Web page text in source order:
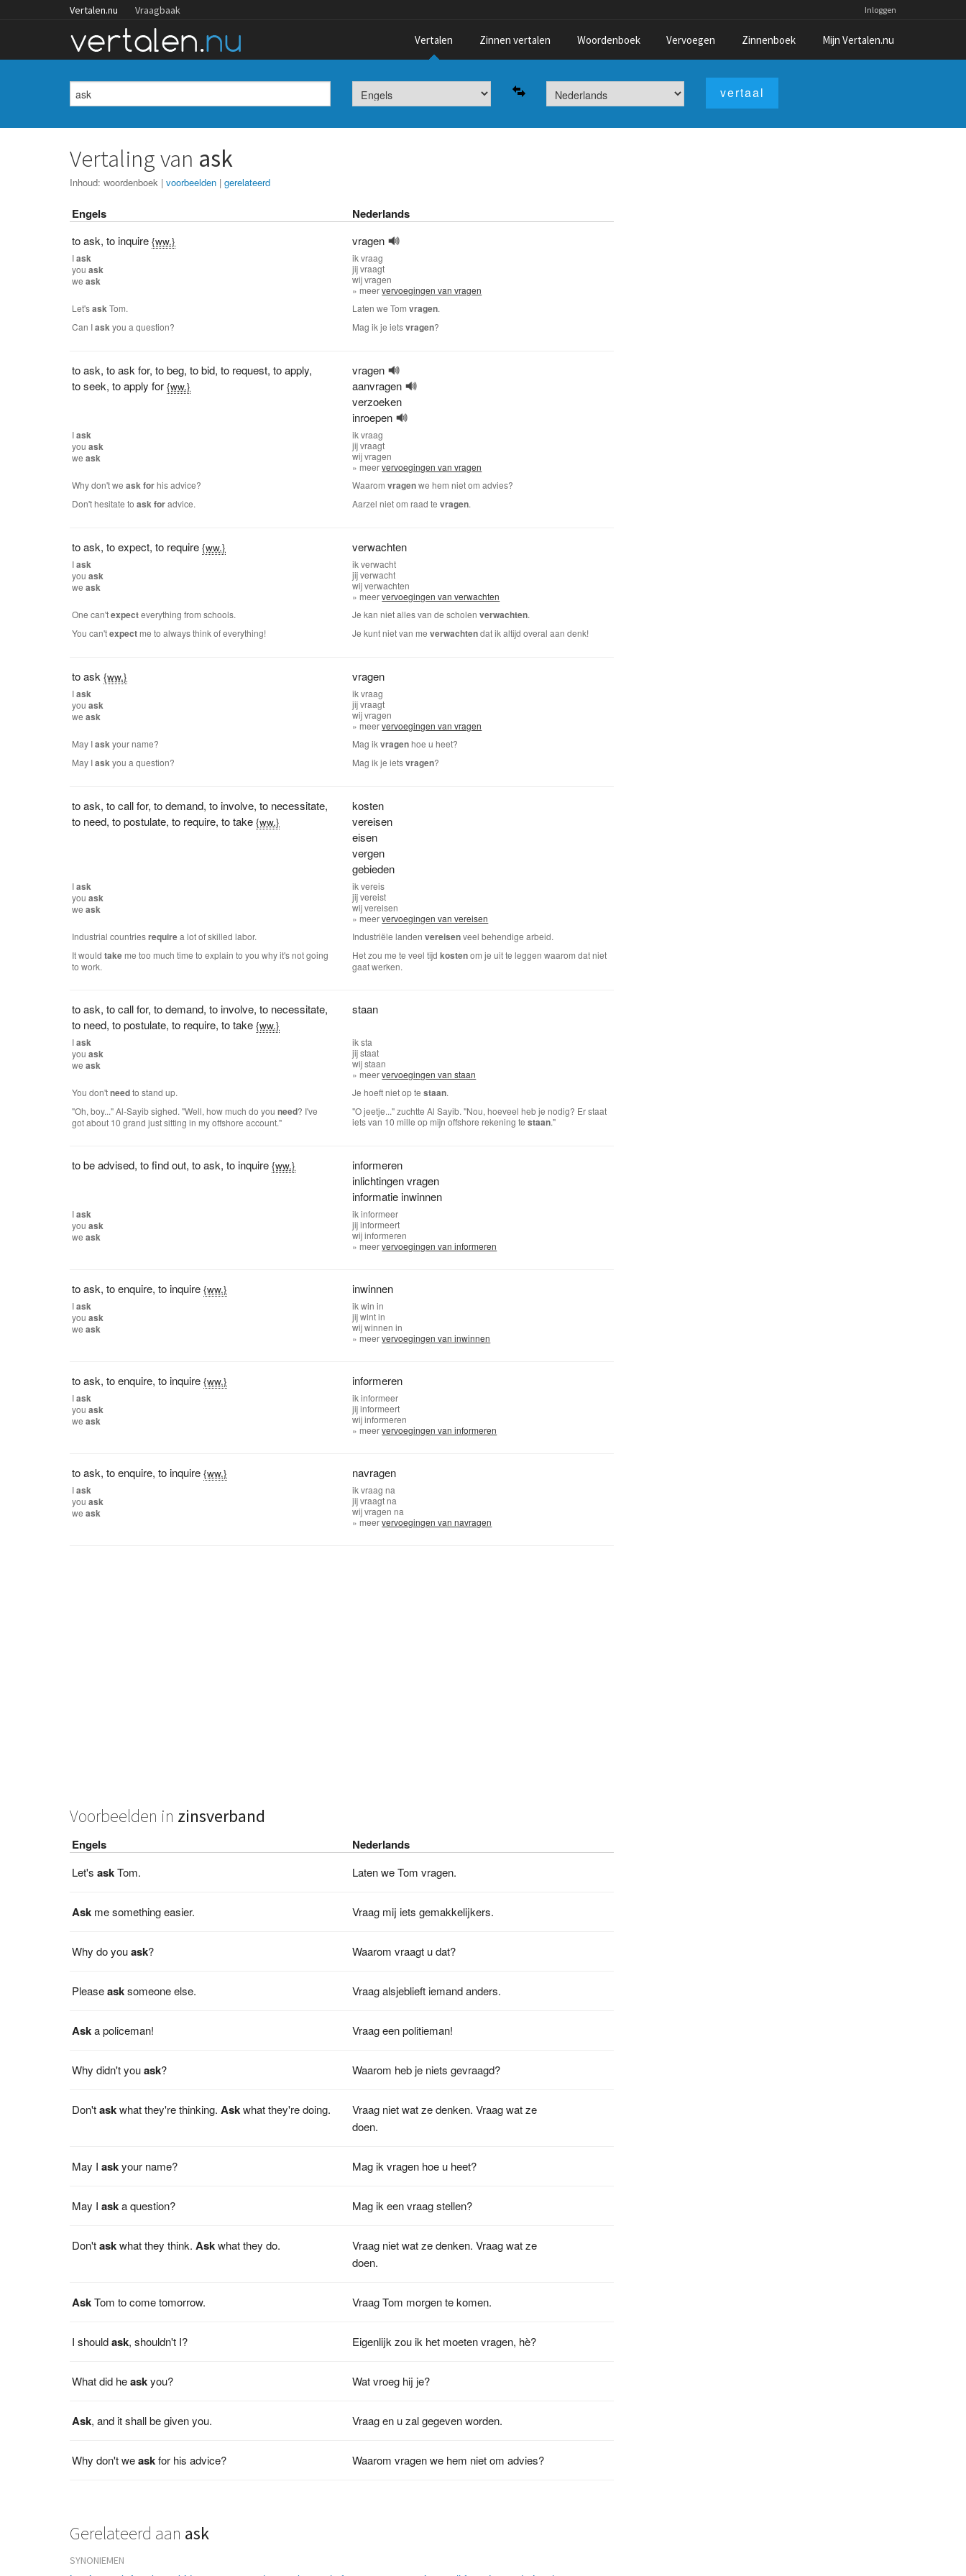
Vertalen.nu Vraagbaak Inloggen
Vertalen Zinnen vertalen Woordenboek Vervoegen Zinnenboek Mijn Vertalen.nu
Vertaling van ask
Inhoud:woordenboek |voorbeelden |gerelateerd
Engels Nederlands
to ask,to inquire {ww.} vragen
Iask
youask
weask
ikvraag
jijvraagt
wijvragen
» meervervoegingen van vragen
Let'saskTom. Laten we Tomvragen.
Can Iaskyou a question? Mag ik je ietsvragen?
to ask,to ask for,to beg,to bid,to request,to apply,
to seek,to apply for {ww.}
vragen
aanvragen
verzoeken
inroepen
Iask
youask
weask
ikvraag
jijvraagt
wijvragen
» meervervoegingen van vragen
Why don't weaskforhis advice? Waaromvragenwe hem niet om advies?
Don't hesitate toaskforadvice. Aarzel niet om raad tevragen.
to ask,to expect,to require {ww.} verwachten
Iask
youask
weask
ikverwacht
jijverwacht
wijverwachten
» meervervoegingen van verwachten
One can'texpecteverything from schools. Je kan niet alles van de scholenverwachten.
You can'texpect me to always think of everything! Je kunt niet van meverwachtendat ik altijd overal aan denk!
to ask {ww.} vragen
Iask
youask
weask
ikvraag
jijvraagt
wijvragen
» meervervoegingen van vragen
May Iaskyour name? Mag ikvragenhoe u heet?
May Iaskyou a question? Mag ik je ietsvragen?
to ask,to call for,to demand,to involve,to necessitate,
to need,to postulate,to require,to take {ww.}
kosten
vereisen
eisen
vergen
gebieden
Iask
youask
weask
ikvereis
jijvereist
wijvereisen
» meervervoegingen van vereisen
Industrial countriesrequirea lot of skilled labor. Industriële landenvereisenveel behendige arbeid.
It wouldtake me too much time to explain to you why it's not going
to work.
Het zou me te veel tijdkostenom je uit te leggen waarom dat niet
gaat werken.
to ask,to call for,to demand,to involve,to necessitate,
to need,to postulate,to require,to take {ww.}
staan
Iask
youask
weask
iksta
jijstaat
wijstaan
» meervervoegingen van staan
You don'tneedto stand up. Je hoeft niet op testaan.
"Oh, boy..." Al-Sayib sighed. "Well, how much do youneed? I've
got about 10 grand just sitting in my offshore account."
"O jeetje..." zuchtte Al Sayib. "Nou, hoeveel heb je nodig? Er staat
iets van 10 mille op mijn offshore rekening testaan."
to be advised,to find out,to ask,to inquire {ww.}
informeren
inlichtingen vragen
informatie inwinnen
Iask
youask
weask
ikinformeer
jijinformeert
wijinformeren
» meervervoegingen van informeren
to ask,to enquire,to inquire {ww.} inwinnen
Iask
youask
weask
ikwin in
jijwint in
wijwinnen in
» meervervoegingen van inwinnen
to ask,to enquire,to inquire {ww.} informeren
Iask
youask
weask
ikinformeer
jijinformeert
wijinformeren
» meervervoegingen van informeren
to ask,to enquire,to inquire {ww.} navragen
Iask
youask
weask
ikvraag na
jijvraagt na
wijvragen na
» meervervoegingen van navragen
Voorbeelden in zinsverband
Engels Nederlands
Let'saskTom. Laten we Tom vragen.
Ask me something easier. Vraag mij iets gemakkelijkers.
Why do youask? Waarom vraagt u dat?
Pleaseasksomeone else. Vraag alsjeblieft iemand anders.
Aska policeman! Vraag een politieman!
Why didn't youask? Waarom heb je niets gevraagd?
Don'taskwhat they're thinking. Askwhat they're doing.
Vraag niet wat ze denken. Vraag wat ze
doen.
May Iaskyour name? Mag ik vragen hoe u heet?
May Iaska question? Mag ik een vraag stellen?
Don'taskwhat they think. Askwhat they do.
Vraag niet wat ze denken. Vraag wat ze
doen.
AskTom to come tomorrow. Vraag Tom morgen te komen.
I shouldask, shouldn't I? Eigenlijk zou ik het moeten vragen, hè?
What did heaskyou? Wat vroeg hij je?
Ask, and it shall be given you. Vraag en u zal gegeven worden.
Why don't weaskfor his advice? Waarom vragen we hem niet om advies?
Gerelateerd aan ask
SYNONIEMEN